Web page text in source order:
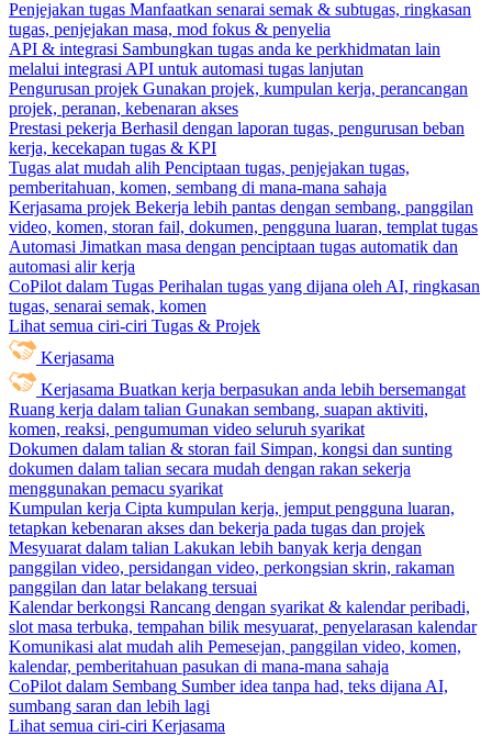
Penjejakan tugas Manfaatkan senarai semak & subtugas, ringkasan
tugas, penjejakan masa, mod fokus & penyelia
API & integrasi Sambungkan tugas anda ke perkhidmatan lain
melalui integrasi API untuk automasi tugas lanjutan
Pengurusan projek Gunakan projek, kumpulan kerja, perancangan
projek, peranan, kebenaran akses
Prestasi pekerja Berhasil dengan laporan tugas, pengurusan beban
kerja, kecekapan tugas & KPI
Tugas alat mudah alih Penciptaan tugas, penjejakan tugas,
pemberitahuan, komen, sembang di mana-mana sahaja
Kerjasama projek Bekerja lebih pantas dengan sembang, panggilan
video, komen, storan fail, dokumen, pengguna luaran, templat tugas
Automasi Jimatkan masa dengan penciptaan tugas automatik dan
automasi alir kerja
CoPilot dalam Tugas Perihalan tugas yang dijana oleh AI, ringkasan
tugas, senarai semak, komen
Lihat semua ciri-ciri Tugas & Projek
Kerjasama
Kerjasama Buatkan kerja berpasukan anda lebih bersemangat
Ruang kerja dalam talian Gunakan sembang, suapan aktiviti,
komen, reaksi, pengumuman video seluruh syarikat
Dokumen dalam talian & storan fail Simpan, kongsi dan sunting
dokumen dalam talian secara mudah dengan rakan sekerja
menggunakan pemacu syarikat
Kumpulan kerja Cipta kumpulan kerja, jemput pengguna luaran,
tetapkan kebenaran akses dan bekerja pada tugas dan projek
Mesyuarat dalam talian Lakukan lebih banyak kerja dengan
panggilan video, persidangan video, perkongsian skrin, rakaman
panggilan dan latar belakang tersuai
Kalendar berkongsi Rancang dengan syarikat & kalendar peribadi,
slot masa terbuka, tempahan bilik mesyuarat, penyelarasan kalendar
Komunikasi alat mudah alih Pemesejan, panggilan video, komen,
kalendar, pemberitahuan pasukan di mana-mana sahaja
CoPilot dalam Sembang Sumber idea tanpa had, teks dijana AI,
sumbang saran dan lebih lagi
Lihat semua ciri-ciri Kerjasama